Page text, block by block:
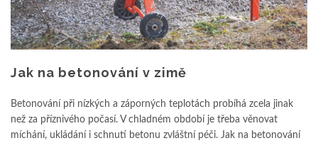
Jak na betonování v zimě
Betonování při nízkých a záporných teplotách probíhá zcela jinak
než za příznivého počasí. V chladném období je třeba věnovat
míchání, ukládání i schnutí betonu zvláštní péči. Jak na betonování